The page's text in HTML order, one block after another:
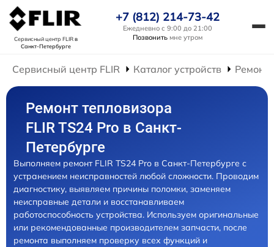
Сервисный центр FLIRв
Санкт-Петербурге
+7 (812) 214-73-42
Ежедневно с 9:00 до 21:00
Позвонить мне утром
Сервисный центр FLIR Каталог устройств Ремонт
Ремонт тепловизора
FLIR TS24 Pro в Санкт-
Петербурге
Выполняем ремонт FLIR TS24 Pro в Санкт-Петербурге с
устранением неисправностей любой сложности. Проводим
диагностику, выявляем причины поломки, заменяем
неисправные детали и восстанавливаем
работоспособность устройства. Используем оригинальные
или рекомендованные производителем запчасти, после
ремонта выполняем проверку всех функций и